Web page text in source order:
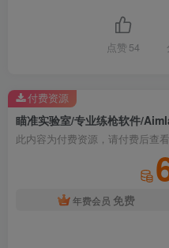
点赞 54
瞄准实验室/专业练枪软件/
此内容为付费资源，请付费后查看
年费会员 免费
付费资源